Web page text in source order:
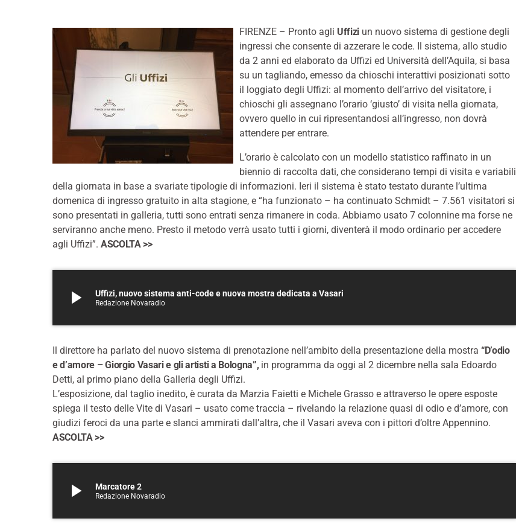
FIRENZE – Pronto agli Uffizi un nuovo sistema di gestione degli
ingressi che consente di azzerare le code. Il sistema, allo studio
da 2 anni ed elaborato da Uffizi ed Università dell’Aquila, si basa
su un tagliando, emesso da chioschi interattivi posizionati sotto
il loggiato degli Uffizi: al momento dell’arrivo del visitatore, i
chioschi gli assegnano l’orario ‘giusto’ di visita nella giornata,
ovvero quello in cui ripresentandosi all’ingresso, non dovrà
attendere per entrare.
L’orario è calcolato con un modello statistico raffinato in un
biennio di raccolta dati, che considerano tempi di visita e variabili
della giornata in base a svariate tipologie di informazioni. Ieri il sistema è stato testato durante l’ultima
domenica di ingresso gratuito in alta stagione, e “ha funzionato – ha continuato Schmidt – 7.561 visitatori si
sono presentati in galleria, tutti sono entrati senza rimanere in coda. Abbiamo usato 7 colonnine ma forse ne
serviranno anche meno. Presto il metodo verrà usato tutti i giorni, diventerà il modo ordinario per accedere
agli Uffizi”. ASCOLTA >>
play_arrow Uffizi, nuovo sistema anti-code e nuova mostra dedicata a Vasari
Redazione Novaradio
Il direttore ha parlato del nuovo sistema di prenotazione nell’ambito della presentazione della mostra “D’odio
e d’amore – Giorgio Vasari e gli artisti a Bologna”, in programma da oggi al 2 dicembre nella sala Edoardo
Detti, al primo piano della Galleria degli Uffizi.
L’esposizione, dal taglio inedito, è curata da Marzia Faietti e Michele Grasso e attraverso le opere esposte
spiega il testo delle Vite di Vasari – usato come traccia – rivelando la relazione quasi di odio e d’amore, con
giudizi feroci da una parte e slanci ammirati dall’altra, che il Vasari aveva con i pittori d’oltre Appennino.
ASCOLTA >>
play_arrow Marcatore 2
Redazione Novaradio